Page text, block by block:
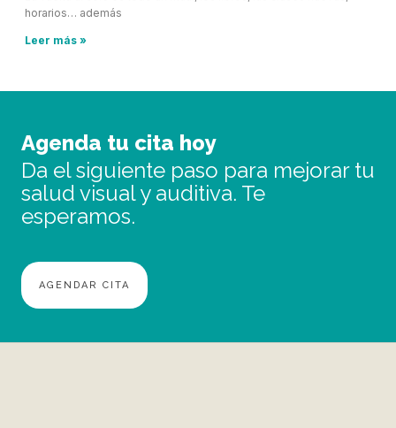
horarios… además
Leer más »
Agenda tu cita hoy
Da el siguiente paso para mejorar tu
salud visual y auditiva. Te
esperamos.
AGENDAR CITA